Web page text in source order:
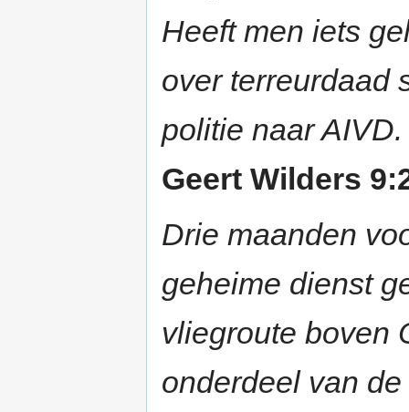
Heeft men iets
over terreurdaad
politie naar
Geert Wilders
Drie maanden
geheime dienst
vliegroute boven
onderdeel van